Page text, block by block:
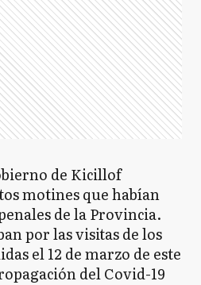
de Kicillof
motines que habían
de la Provincia.
por las visitas de los
el 12 de marzo de este
del Covid-19